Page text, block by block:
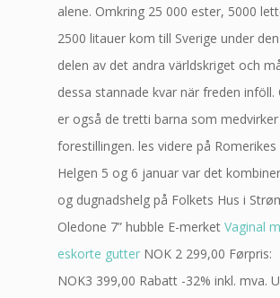
alene. Omkring 25 000 ester, 5000
2500 litauer kom till Sverige under
delen av det andra världskriget och
dessa stannade kvar när freden inföll.
er også de tretti barna som medvirker
forestillingen. les videre på Romerikes
Helgen 5 og 6 januar var det
og dugnadshelg på Folkets Hus i
Oledone 7” hubble E-merket Vaginal
eskorte gutter NOK 2 299,00 Førpris:
NOK3 399,00 Rabatt -32% inkl. mva.